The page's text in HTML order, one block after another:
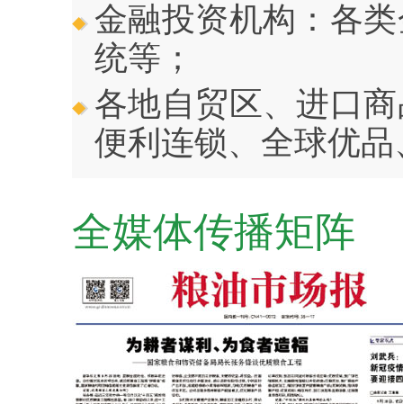
金融投资机构：各
统等；
各地自贸区、进口
便利连锁、全球优
全媒体传播矩阵